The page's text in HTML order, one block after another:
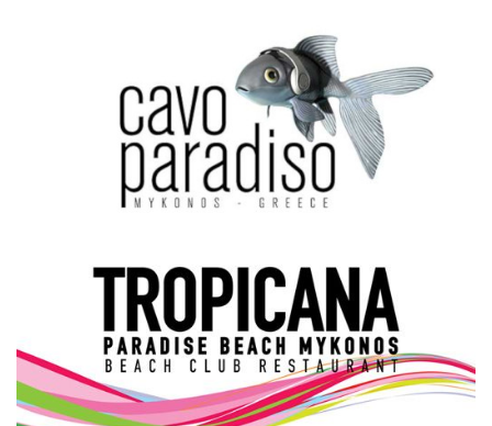
Science & Tech
Aegean Islands
Cost Of Living Crisis
Opinion + Analysis
L’Art des Sens